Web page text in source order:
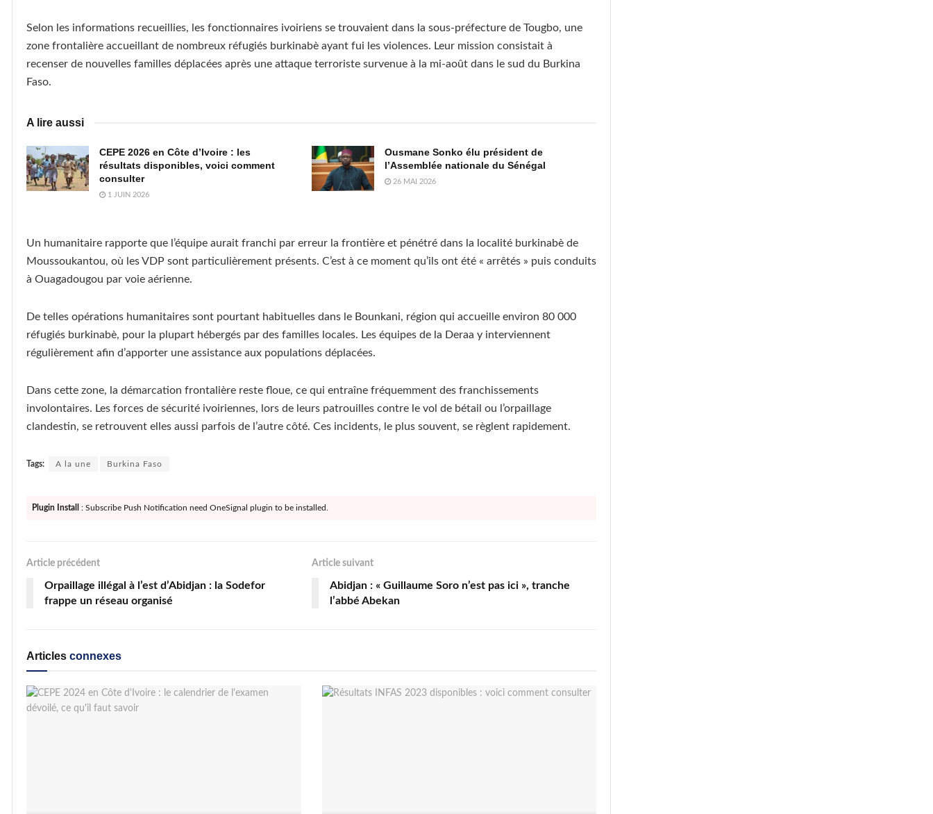
Selon les informations recueillies, les fonctionnaires ivoiriens se trouvaient dans la sous-préfecture de Tougbo, une
zone frontalière accueillant de nombreux réfugiés burkinabè ayant fui les violences. Leur mission consistait à
recenser de nouvelles familles déplacées après une attaque terroriste survenue à la mi-août dans le sud du Burkina
Faso.
A lire aussi
CEPE 2026 en Côte d’Ivoire : les
résultats disponibles, voici comment
consulter
1 JUIN 2026
Ousmane Sonko élu président de
l’Assemblée nationale du Sénégal
26 MAI 2026
Un humanitaire rapporte que l’équipe aurait franchi par erreur la frontière et pénétré dans la localité burkinabè de
Moussoukantou, où les VDP sont particulièrement présents. C’est à ce moment qu’ils ont été « arrêtés » puis conduits
à Ouagadougou par voie aérienne.
De telles opérations humanitaires sont pourtant habituelles dans le Bounkani, région qui accueille environ 80 000
réfugiés burkinabè, pour la plupart hébergés par des familles locales. Les équipes de la Deraa y interviennent
régulièrement afin d’apporter une assistance aux populations déplacées.
Dans cette zone, la démarcation frontalière reste floue, ce qui entraîne fréquemment des franchissements
involontaires. Les forces de sécurité ivoiriennes, lors de leurs patrouilles contre le vol de bétail ou l’orpaillage
clandestin, se retrouvent elles aussi parfois de l’autre côté. Ces incidents, le plus souvent, se règlent rapidement.
Tags: A la une Burkina Faso
Plugin Install : Subscribe Push Notification need OneSignal plugin to be installed.
Article précédent
Orpaillage illégal à l’est d’Abidjan : la Sodefor
frappe un réseau organisé
Article suivant
Abidjan : « Guillaume Soro n’est pas ici », tranche
l’abbé Abekan
Articles connexes